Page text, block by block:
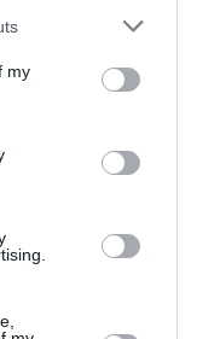
my
10 h 38 min
à comprendre
sol du
sol dans la droite
est incurvée pour
choc avec le
glissante du
Ces bandes sont